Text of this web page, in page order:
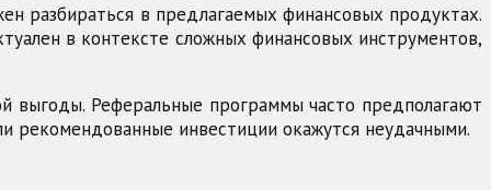
разбираться в предлагаемых финансовых продуктах.
в контексте сложных финансовых инструментов,
выгоды. Реферальные программы часто предполагают
рекомендованные инвестиции окажутся неудачными.